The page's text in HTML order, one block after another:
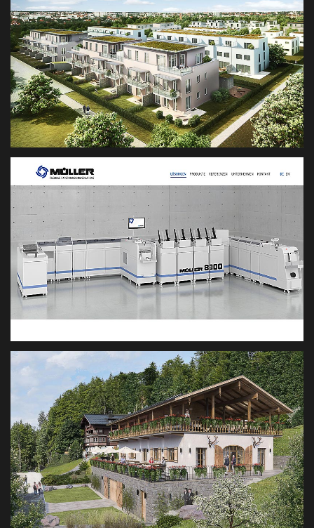
ARCHITEKTURRENDERING/P>
3D VISUALISIERUNG REESE VILLAGE
MUELLER APPARATEBAU
PRODUKTVISUALISIERUNG